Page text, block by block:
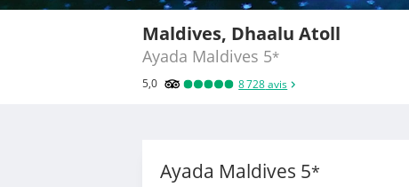
Maldives, Dhaalu Atoll
Ayada Maldives 5*
5,0 8 728avis
Ayada Maldives 5*